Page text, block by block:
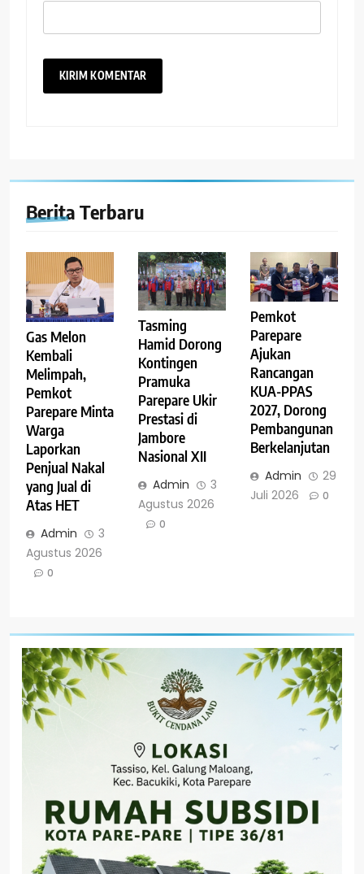
Berita Terbaru
Gas Melon
Kembali
Melimpah,
Pemkot
Parepare Minta
Warga
Laporkan
Penjual Nakal
yang Jual di
Atas HET
Admin
3
Agustus 2026
0
Tasming
Hamid Dorong
Kontingen
Pramuka
Parepare Ukir
Prestasi di
Jambore
Nasional XII
Admin
3
Agustus 2026
0
Pemkot
Parepare
Ajukan
Rancangan
KUA-PPAS
2027, Dorong
Pembangunan
Berkelanjutan
Admin
29
Juli 2026
0